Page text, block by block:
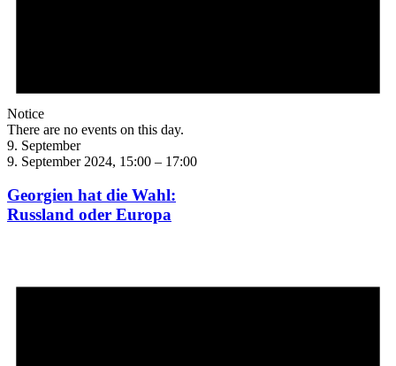
Notice
There are no events on this day.
9. September
9. September 2024, 15:00 – 17:00
Georgien hat die Wahl:
Russland oder Europa